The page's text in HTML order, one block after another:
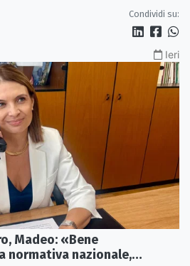
Condividi su:
Ieri
Madeo: «Bene
normativa nazionale,